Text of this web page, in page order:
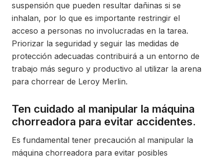
suspensión que pueden resultar dañinas si se
inhalan, por lo que es importante restringir el
acceso a personas no involucradas en la tarea.
Priorizar la seguridad y seguir las medidas de
protección adecuadas contribuirá a un entorno de
trabajo más seguro y productivo al utilizar la arena
para chorrear de Leroy Merlin.
Ten cuidado al manipular la máquina
chorreadora para evitar accidentes.
Es fundamental tener precaución al manipular la
máquina chorreadora para evitar posibles